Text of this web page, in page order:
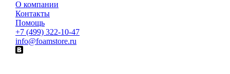
О компании
Контакты
Помощь
+7 (499) 322-10-47
info@foamstore.ru